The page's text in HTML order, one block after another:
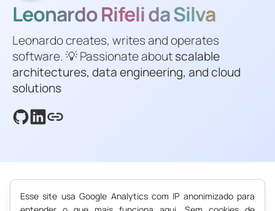
Leonardo Rifeli da Silva
Leonardo creates, writes and operates
software. 💡 Passionate aboutscalable
architectures, data engineering, and cloud
solutions
Esse site usa Google Analytics com IP anonimizado para